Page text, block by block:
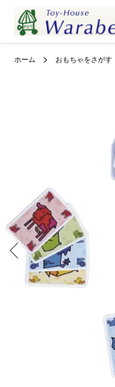
ホーム おもちゃをさがす